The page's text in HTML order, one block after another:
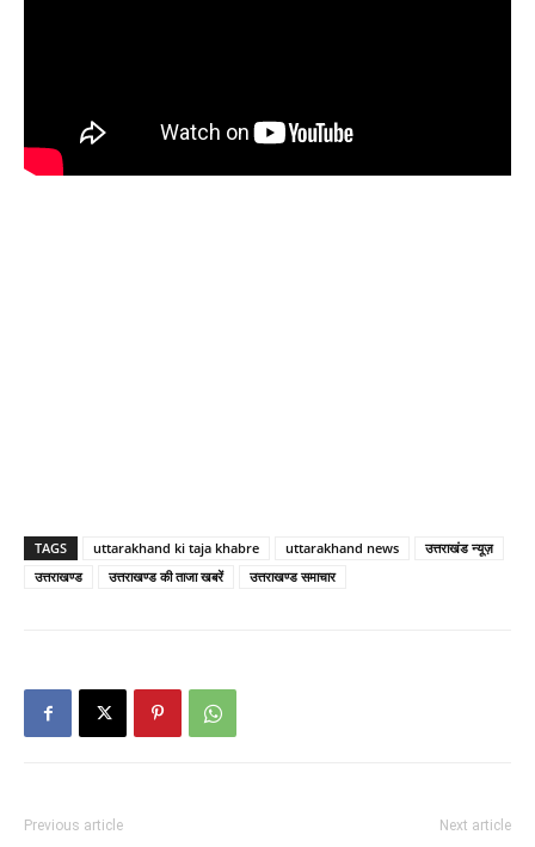
TAGS uttarakhand ki taja khabre uttarakhand news
उत्तराखंड न्यूज़
उत्तराखण्ड
उत्तराखण्ड की ताजा खबरें उत्तराखण्ड समाचार
Previous article Next article